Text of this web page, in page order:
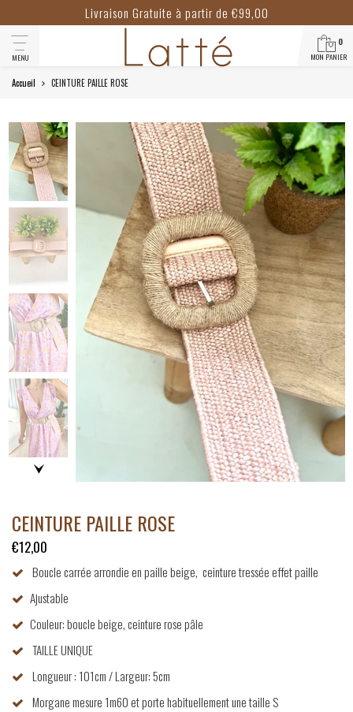
Livraison Gratuite à partir de €99,00
0
MON PANIER
MENU
Accueil CEINTURE PAILLE ROSE
CEINTURE PAILLE ROSE
€12,00
Boucle carrée arrondie en paille beige, ceinture tressée effet paille
Ajustable
Couleur: boucle beige, ceinture rose pâle
TAILLE UNIQUE
Longueur : 101cm / Largeur: 5cm
Morgane mesure 1m60 et porte habituellement une taille S